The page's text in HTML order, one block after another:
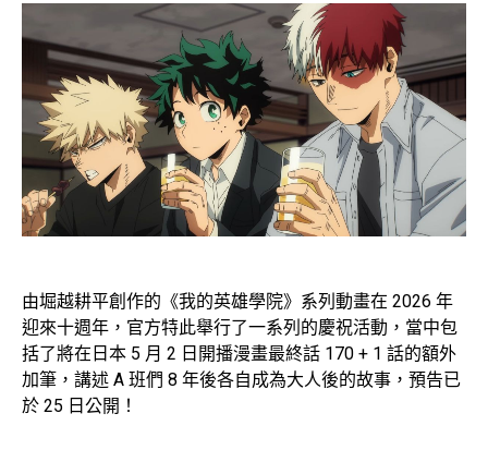
由堀越耕平創作的《我的英雄學院》系列動畫在 2026 年
迎來十週年，官方特此舉行了一系列的慶祝活動，當中包
括了將在日本 5 月 2 日開播漫畫最終話 170 + 1 話的額外
加筆，講述 A 班們 8 年後各自成為大人後的故事，預告已
於 25 日公開！